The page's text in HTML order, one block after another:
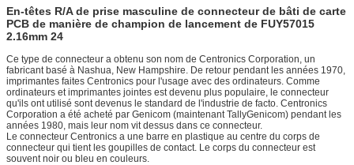
En-têtes R/A de prise masculine de connecteur de bâti de carte
PCB de manière de champion de lancement de FUY57015
2.16mm 24
Ce type de connecteur a obtenu son nom de Centronics Corporation, un
fabricant basé à Nashua, New Hampshire. De retour pendant les années 1970,
imprimantes faites Centronics pour l'usage avec des ordinateurs. Comme
ordinateurs et imprimantes jointes est devenu plus populaire, le connecteur
qu'ils ont utilisé sont devenus le standard de l'industrie de facto. Centronics
Corporation a été acheté par Genicom (maintenant TallyGenicom) pendant les
années 1980, mais leur nom vit dessus dans ce connecteur.
Le connecteur Centronics a une barre en plastique au centre du corps de
connecteur qui tient les goupilles de contact. Le corps du connecteur est
souvent noir ou bleu en couleurs.